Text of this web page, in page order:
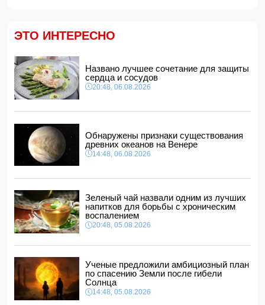
14:14, 06.08.2026
"Шохрат"
14:10, 06.08.2026
Стали известны детали контракта Наримана Ахундзаде
с "Эрзурумспором"
представителей, одного назначил на новую должность
14:00, 06.08.2026
Прогноз погоды в Азербайджане на 7 августа
12:48, 06.08.2026
гибелью граждан Азербайджана в Азовском и Чёрном
морях
12:40, 06.08.2026
ЭТО ИНТЕРЕСНО
Названо лучшее сочетание для защиты
сердца и сосудов
20:48, 06.08.2026
Обнаружены признаки существования
древних океанов на Венере
14:48, 06.08.2026
Зеленый чай назвали одним из лучших
напитков для борьбы с хроническим
воспалением
20:48, 05.08.2026
Ученые предложили амбициозный план
по спасению Земли после гибели
Солнца
14:48, 05.08.2026